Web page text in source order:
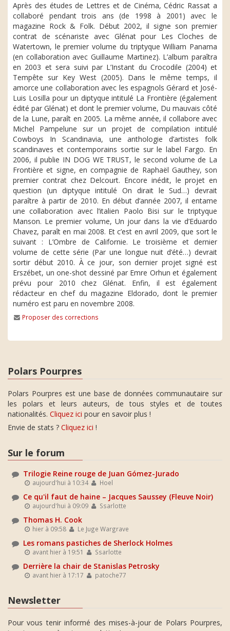
Après des études de Lettres et de Cinéma, Cédric Rassat a
collaboré pendant trois ans (de 1998 à 2001) avec le
magazine Rock & Folk. Début 2002, il signe son premier
contrat de scénariste avec Glénat pour Les Cloches de
Watertown, le premier volume du triptyque William Panama
(en collaboration avec Guillaume Martinez). L’album paraîtra
en 2003 et sera suivi par L’Instant du Crocodile (2004) et
Tempête sur Key West (2005). Dans le même temps, il
amorce une collaboration avec les espagnols Gérard et José-
Luis Losilla pour un diptyque intitulé La Frontière (également
édité par Glénat) et dont le premier volume, Du mauvais côté
de la Lune, paraît en 2005. La même année, il collabore avec
Michel Pampelune sur un projet de compilation intitulé
Cowboys In Scandinavia, une anthologie d’artistes folk
scandinaves et contemporains sortie sur le label Fargo. En
2006, il publie IN DOG WE TRUST, le second volume de La
Frontière et signe, en compagnie de Raphaël Gauthey, son
premier contrat chez Delcourt. Encore inédit, le projet en
question (un diptyque intitulé On dirait le Sud…) devrait
paraître à partir de 2010. En début d’année 2007, il entame
une collaboration avec l’italien Paolo Bisi sur le triptyque
Manson. Le premier volume, Un jour dans la vie d’Eduardo
Chavez, paraît en mai 2008. Et c’est en avril 2009, que sort le
suivant : L’Ombre de Californie. Le troisième et dernier
volume de cette série (Par une longue nuit d’été…) devrait
sortir début 2010. À ce jour, son dernier projet signé est
Erszébet, un one-shot dessiné par Emre Orhun et également
prévu pour 2010 chez Glénat. Enfin, il est également
rédacteur en chef du magazine Eldorado, dont le premier
numéro est paru en novembre 2008.
Proposer des corrections
Polars Pourpres
Polars Pourpres est une base de données communautaire sur
les polars et leurs auteurs, de tous styles et de toutes
nationalités. Cliquez ici pour en savoir plus !
Envie de stats ? Cliquez ici !
Sur le forum
Trilogie Reine rouge de Juan Gómez-Jurado
aujourd'hui à 10:34 Hoel
Ce qu'il faut de haine – Jacques Saussey (Fleuve Noir)
aujourd'hui à 09:09 Ssarlotte
Thomas H. Cook
hier à 09:58 Le Juge Wargrave
Les romans pastiches de Sherlock Holmes
avant hier à 19:51 Ssarlotte
Derrière la chair de Stanislas Petrosky
avant hier à 17:17 patoche77
Newsletter
Pour vous tenir informé des mises-à-jour de Polars Pourpres,